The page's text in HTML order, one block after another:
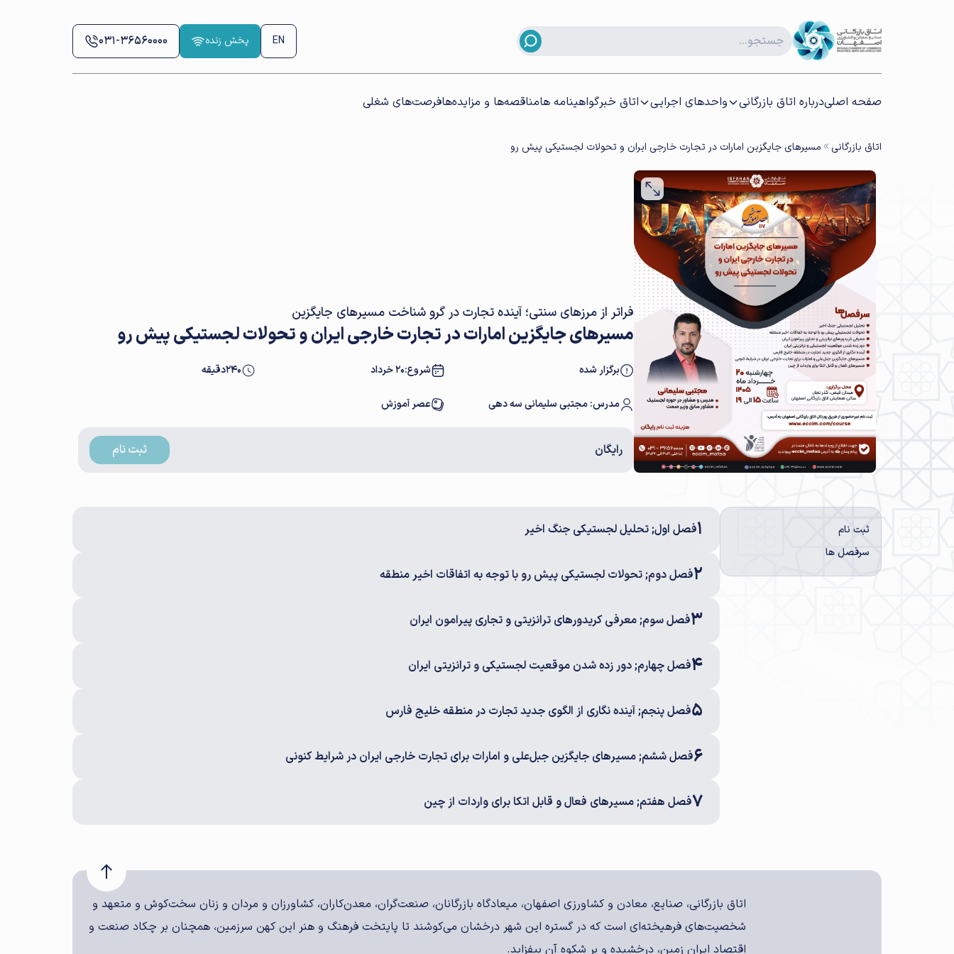
EN پخش زنده 031-36560000
صفحه اصلیدرباره اتاق بازرگانی واحدهای اجرایی اتاق خبرگواهینامه هامناقصه‌ها و مزایده‌هافرصت‌های شغلی
اتاق بازرگانی مسیرهای جایگزین امارات در تجارت خارجی ایران و تحولات لجستیکی پیش رو
فراتر از مرزهای سنتی؛ آینده تجارت در گرو شناخت مسیرهای جایگزین
مسیرهای جایگزین امارات در تجارت خارجی ایران و تحولات لجستیکی پیش رو
برگزار شده شروع:20 خرداد 240دقیقه
مدرس: مجتبی سلیمانی سه دهی عصر آموزش
رایگان ثبت نام
ثبت نام
سرفصل ها
1فصل اول; تحلیل لجستیکی جنگ اخیر
2فصل دوم; تحولات لجستیکی پیش رو با توجه به اتفاقات اخیر منطقه
3فصل سوم; معرفی کریدورهای ترانزیتی و تجاری پیرامون ایران
4فصل چهارم; دور زده شدن موقعیت لجستیکی و ترانزیتی ایران
5فصل پنجم; آینده نگاری از الگوی جدید تجارت در منطقه خلیج فارس
6فصل ششم; مسیرهای جایگزین جبل‌علی و امارات برای تجارت خارجی ایران در شرایط کنونی
7فصل هفتم; مسیرهای فعال و قابل اتکا برای واردات از چین
اتاق بازرگانی، صنایع، معادن و کشاورزی اصفهان، میعادگاه بازرگانان، صنعت‌گران، معدن‌کاران، کشاورزان و مردان و زنان سخت‌کوش و متعهد و
شخصیت‌های فرهیخته‌ای است که در گستره این شهر درخشان می‌کوشند تا پایتخت فرهنگ و هنر این کهن سرزمین، همچنان بر چکاد صنعت و
اقتصاد ایران زمین، درخشیده و بر شکوه آن بیفزاید.